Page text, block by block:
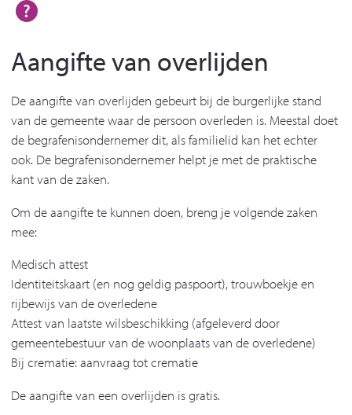
Aangifte van overlijden
De aangifte van overlijden gebeurt bij de burgerlijke stand
van de gemeente waar de persoon overleden is. Meestal doet
de begrafenisondernemer dit, als familielid kan het echter
ook. De begrafenisondernemer helpt je met de praktische
kant van de zaken.
Om de aangifte te kunnen doen, breng je volgende zaken
mee:
Medisch attest
Identiteitskaart (en nog geldig paspoort), trouwboekje en
rijbewijs van de overledene
Attest van laatste wilsbeschikking (afgeleverd door
gemeentebestuur van de woonplaats van de overledene)
Bij crematie: aanvraag tot crematie
De aangifte van een overlijden is gratis.